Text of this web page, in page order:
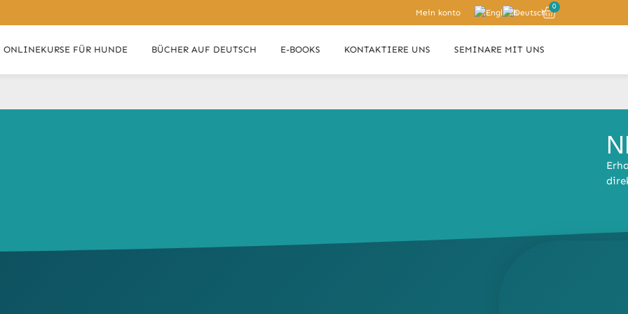
Mein konto
0
ONLINEKURSE FÜR HUNDE BÜCHER AUF DEUTSCH E-BOOKS KONTAKTIERE UNS SEMINARE MIT UNS